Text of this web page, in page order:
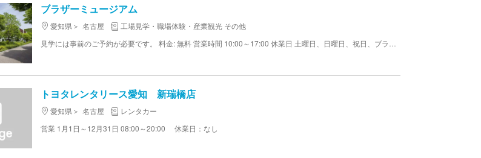
ブラザーミュージアム
愛知県 名古屋
工場見学・職場体験・産業観光 その他
トヨタレンタリース愛知 新瑞橋店
愛知県 名古屋
レンタカー
営業 1月1日～12月31日 08:00～20:00 休業日：なし